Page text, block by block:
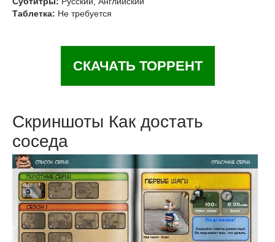
Таблетка: Не требуется
СКАЧАТЬ ТОРРЕНТ
Скриншоты Как достать
соседа